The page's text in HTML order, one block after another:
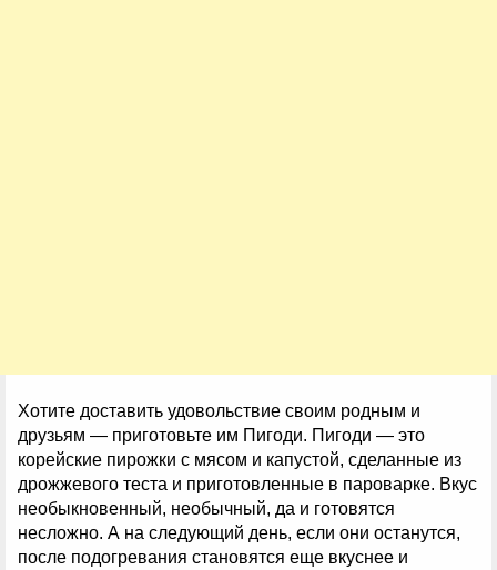
Хотите доставить удовольствие своим родным и
друзьям — приготовьте им Пигоди. Пигоди — это
корейские пирожки с мясом и капустой, сделанные из
дрожжевого теста и приготовленные в пароварке. Вкус
необыкновенный, необычный, да и готовятся
несложно. А на следующий день, если они останутся,
после подогревания становятся еще вкуснее и